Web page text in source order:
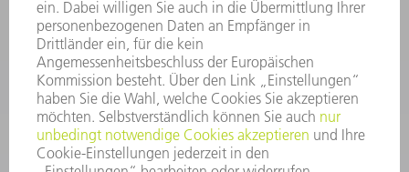
After Sales
+43722160396550
Mo - Do: 08:00 -17:30 Uhr
Fr: 08:00 -16:30 Uhr
ersatzteile@at.trumpf.com